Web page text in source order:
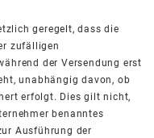
geregelt, dass die
zufälligen
der Versendung erst
unabhängig davon, ob
erfolgt. Dies gilt nicht,
benanntes
Ausführung der